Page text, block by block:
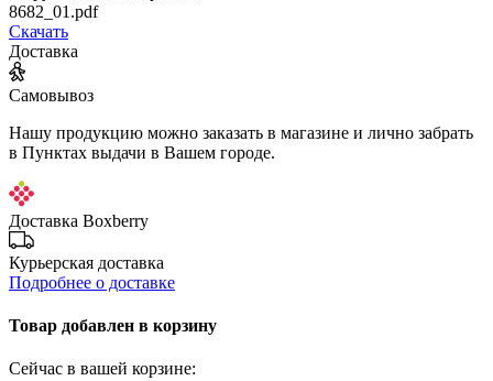
8682_01.pdf
Скачать
Доставка
Самовывоз
Нашу продукцию можно заказать в магазине и лично забрать
в Пунктах выдачи в Вашем городе.
Доставка Boxberry
Курьерская доставка
Подробнее о доставке
Товар добавлен в корзину
Сейчас в вашей корзине: